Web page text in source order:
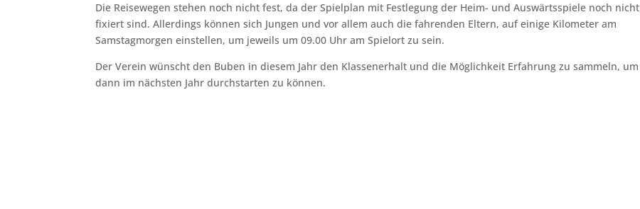
Die Reisewegen stehen noch nicht fest, da der Spielplan mit Festlegung der Heim- und Auswärtsspiele noch nicht
fixiert sind. Allerdings können sich Jungen und vor allem auch die fahrenden Eltern, auf einige Kilometer am
Samstagmorgen einstellen, um jeweils um 09.00 Uhr am Spielort zu sein.
Der Verein wünscht den Buben in diesem Jahr den Klassenerhalt und die Möglichkeit Erfahrung zu sammeln, um
dann im nächsten Jahr durchstarten zu können.